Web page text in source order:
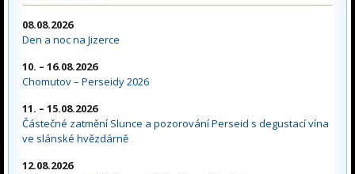
08.08.2026
Den a noc na Jizerce
10. – 16.08.2026
Chomutov – Perseidy 2026
11. – 15.08.2026
Částečné zatmění Slunce a pozorování Perseid s degustací vína
ve slánské hvězdárně
12.08.2026